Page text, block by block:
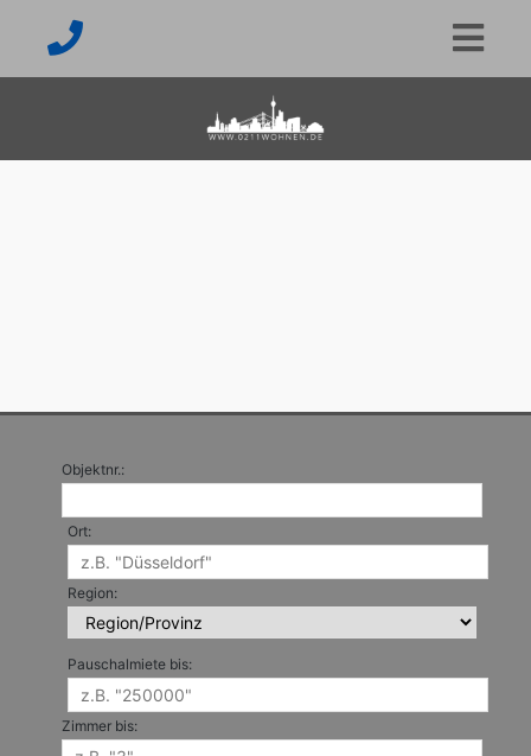
Objektnr.:
Ort:
Region:
Pauschalmiete bis:
Zimmer bis: